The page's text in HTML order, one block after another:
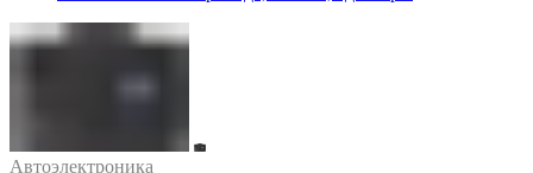
Автоэлектроника